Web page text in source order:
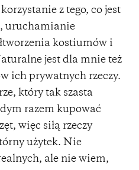
z tego, co jest
uruchamianie
kostiumów i
jest dla mnie też
ich prywatnych rzeczy.
który tak szasta
razem kupować
więc siłą rzeczy
użytek. Nie
ale nie wiem,